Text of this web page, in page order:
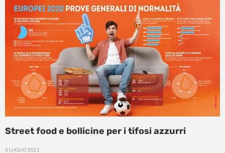
Street food e bollicine per i tifosi azzurri
6 LUGLIO 2021